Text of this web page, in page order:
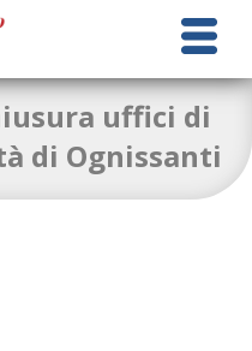
uffici di
di Ognissanti